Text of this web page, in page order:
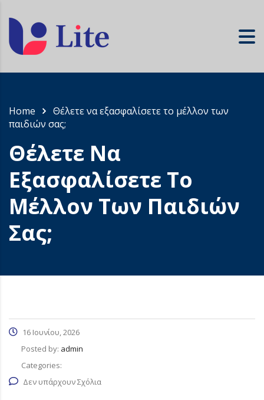
Home
Θέλετε να εξασφαλίσετε το μέλλον των
παιδιών σας;
Θέλετε Να
Εξασφαλίσετε Το
Μέλλον Των Παιδιών
Σας;
16 Ιουνίου, 2026
Posted by: admin
Categories:
Δεν υπάρχουν Σχόλια